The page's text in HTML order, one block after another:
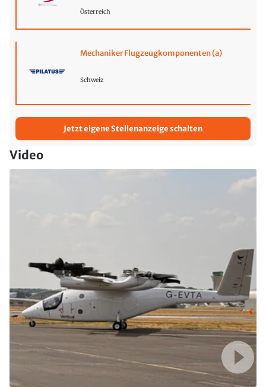
Österreich
Mechaniker Flugzeugkomponenten (a)
Schweiz
Jetzt eigene Stellenanzeige schalten
Video